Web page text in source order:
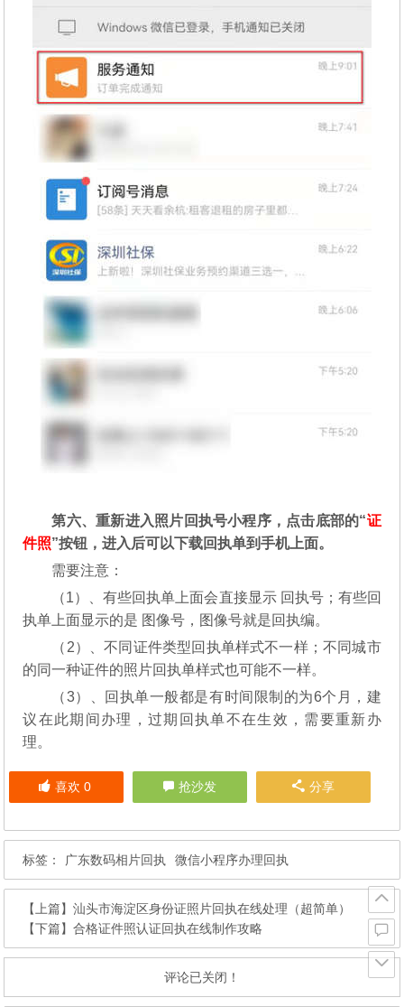
第六、重新进入照片回执号小程序，点击底部的“证
件照”按钮，进入后可以下载回执单到手机上面。
需要注意：
（1）、有些回执单上面会直接显示 回执号；有些回
执单上面显示的是 图像号，图像号就是回执编。
（2）、不同证件类型回执单样式不一样；不同城市
的同一种证件的照片回执单样式也可能不一样。
（3）、回执单一般都是有时间限制的为6个月，建
议在此期间办理，过期回执单不在生效，需要重新办
理。
喜欢 0 抢沙发 分享
标签： 广东数码相片回执 微信小程序办理回执
【上篇】汕头市海淀区身份证照片回执在线处理（超简单）
【下篇】合格证件照认证回执在线制作攻略
评论已关闭！